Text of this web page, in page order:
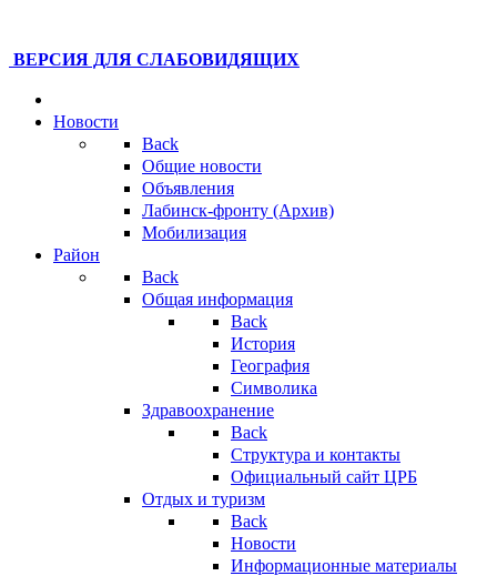
ВЕРСИЯ ДЛЯ СЛАБОВИДЯЩИХ
Новости
Back
Общие новости
Объявления
Лабинск-фронту (Архив)
Мобилизация
Район
Back
Общая информация
Back
История
География
Символика
Здравоохранение
Back
Структура и контакты
Официальный сайт ЦРБ
Отдых и туризм
Back
Новости
Информационные материалы